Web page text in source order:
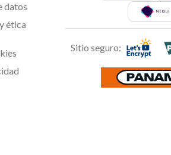
datos
ética
Sitio seguro: